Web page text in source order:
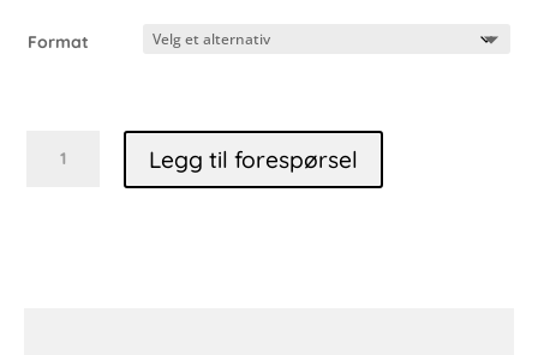
Format
antall
Legg til forespørsel